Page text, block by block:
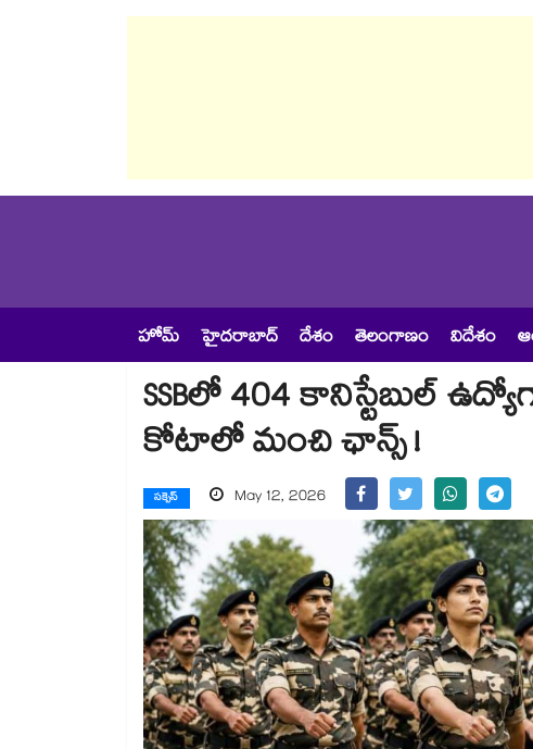
హోమ్ హైదరాబాద్ దేశం తెలంగాణం విదేశం
SSBలో 404 కానిస్టేబుల్
కోటాలో మంచి ఛాన్స్ !
సక్సెస్ May 12, 2026